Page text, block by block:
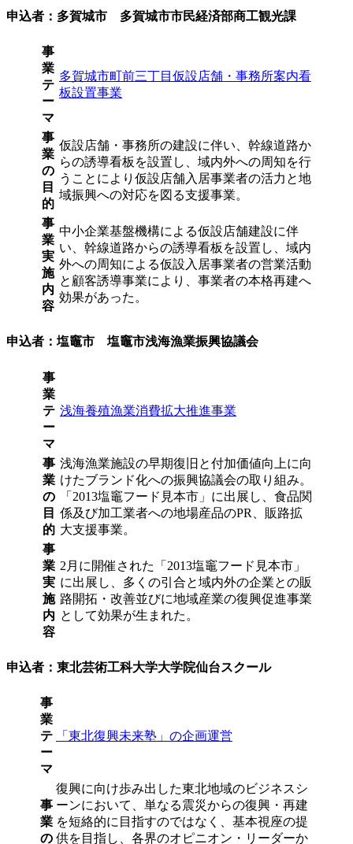
申込者：多賀城市 多賀城市市民経済部商工観光課
事
業
テ
ー
マ
多賀城市町前三丁目仮設店舗・事務所案内看
板設置事業
事
業
の
目
的
仮設店舗・事務所の建設に伴い、幹線道路か
らの誘導看板を設置し、域内外への周知を行
うことにより仮設店舗入居事業者の活力と地
域振興への対応を図る支援事業。
事
業
実
施
内
容
中小企業基盤機構による仮設店舗建設に伴
い、幹線道路からの誘導看板を設置し、域内
外への周知による仮設入居事業者の営業活動
と顧客誘導事業により、事業者の本格再建へ
効果があった。
申込者：塩竈市 塩竈市浅海漁業振興協議会
事
業
テ
ー
マ
浅海養殖漁業消費拡大推進事業
事
業
の
目
的
浅海漁業施設の早期復旧と付加価値向上に向
けたブランド化への振興協議会の取り組み。
「2013塩竈フード見本市」に出展し、食品関
係及び加工業者への地場産品のPR、販路拡
大支援事業。
事
業
実
施
内
容
2月に開催された「2013塩竈フード見本市」
に出展し、多くの引合と域内外の企業との販
路開拓・改善並びに地域産業の復興促進事業
として効果が生まれた。
申込者：東北芸術工科大学大学院仙台スクール
事
業
テ
ー
マ
「東北復興未来塾」の企画運営
事
業
の
復興に向け歩み出した東北地域のビジネスシ
ーンにおいて、単なる震災からの復興・再建
を短絡的に目指すのではなく、基本視座の提
供を目指し、各界のオピニオン・リーダーか